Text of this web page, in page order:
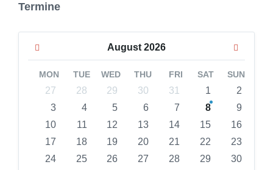
Termine
August 2026
MON TUE WED THU FRI SAT SUN
Skip27 28 29 30 31 1
2
3
4 5 6 7 8
9
10
11 12 13 14 15
16
17
18 19 20 21 22
23
24
25 26 27 28 29
30